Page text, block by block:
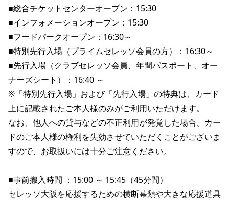
■総合チケットセンターオープン：15:30
■インフォメーションオープン：15:30
■フードパークオープン：16:30～
■特別先行入場（プライムセレッソ会員の方）：16:30～
■先行入場（クラブセレッソ会員、年間パスポート、オー
ナーズシート）：16:40 ～
※「特別先行入場」および「先行入場」の特典は、カード
上に記載されたご本人様のみがご利用いただけます。
なお、他人への貸与などの不正利用が発覚した場合、カー
ドのご本人様の権利を失効させていただくことがございま
すので、お取扱いには十分ご注意ください。
■事前搬入時間 ：15:00 ～ 15:45（45分間）
セレッソ大阪を応援するための横断幕類や大きな応援道具